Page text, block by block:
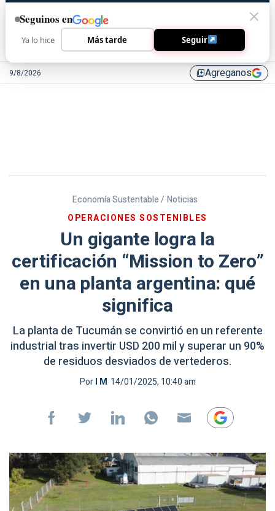
9/8/2026 library_addAgreganos
Economía Sustentable / Noticias
OPERACIONES SOSTENIBLES
Un gigante logra la
certificación “Mission to Zero”
en una planta argentina: qué
significa
La planta de Tucumán se convirtió en un referente
industrial tras invertir USD 200 mil y superar un 90%
de residuos desviados de vertederos.
PorI M 14/01/2025, 10:40 am
Seguinos en
Ya lo hice Más tarde Seguir